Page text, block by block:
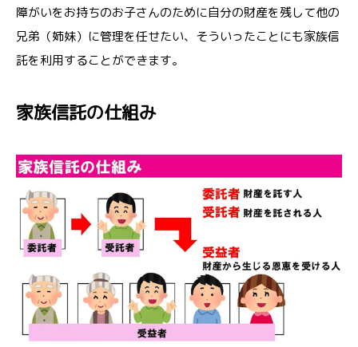
障がいをお持ちのお子さんのために自分の財産を残して他の
兄弟（姉妹）に管理を任せたい、そういったことにも家族信
託を利用することができます。
家族信託の仕組み